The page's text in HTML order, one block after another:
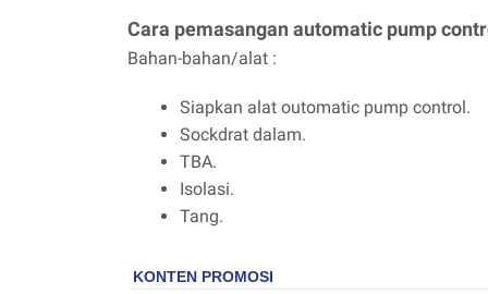
Cara pemasangan automatic pump
Bahan-bahan/alat :
Siapkan alat outomatic pump control.
Sockdrat dalam.
TBA.
Isolasi.
Tang.